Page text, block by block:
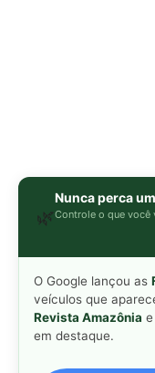
2. Toque no ⭐ ao
3. Busque Revista
📱
WEB STORY
Veja esta
formato